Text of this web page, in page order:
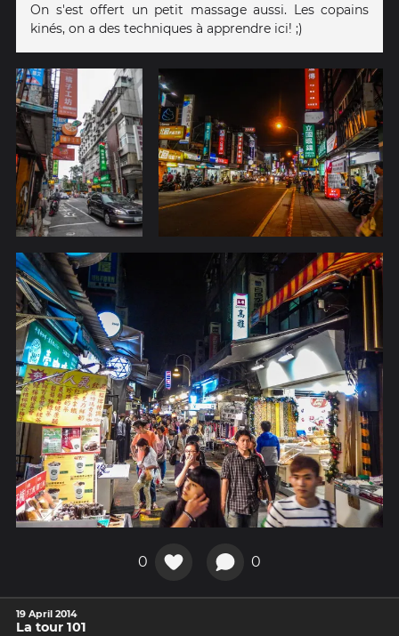
On s'est offert un petit massage aussi. Les copains
kinés, on a des techniques à apprendre ici! ;)
0 0
19 April 2014
La tour 101